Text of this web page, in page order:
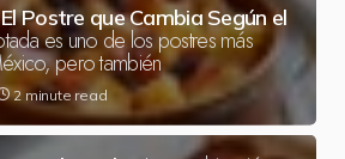
Postre que Cambia Según el
es uno de los postres más
pero también
2 minute read